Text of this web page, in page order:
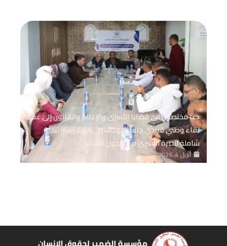
دعا مختصون في قضايا الأسرى والإعلام والقانون إلى عقد
لقاء وطني قيادي جامع، يهدف إلى بلورة إستراتيجية
شاملة لنصرة الأسرى في سجون الاحتلال
أبريل 4, 2026